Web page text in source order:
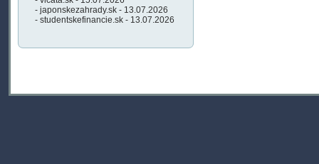
- japonskezahrady.sk - 13.07.2026
- studentskefinancie.sk - 13.07.2026